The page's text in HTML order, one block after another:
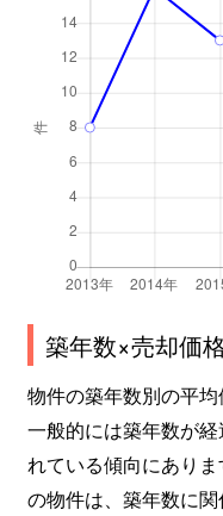
築年数×売却価
物件の築年数別の平均
一般的には築年数が
れている傾向にあり
の物件は、築年数に